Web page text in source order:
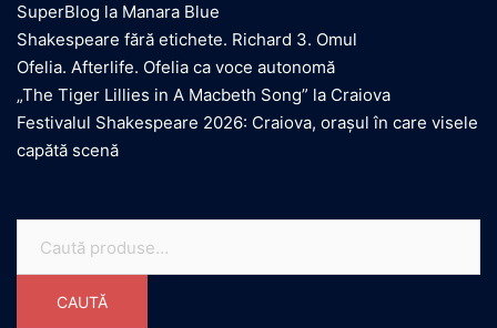
SuperBlog la Manara Blue
Shakespeare fără etichete. Richard 3. Omul
Ofelia. Afterlife. Ofelia ca voce autonomă
„The Tiger Lillies in A Macbeth Song” la Craiova
Festivalul Shakespeare 2026: Craiova, orașul în care visele
capătă scenă
după:
CAUTĂ